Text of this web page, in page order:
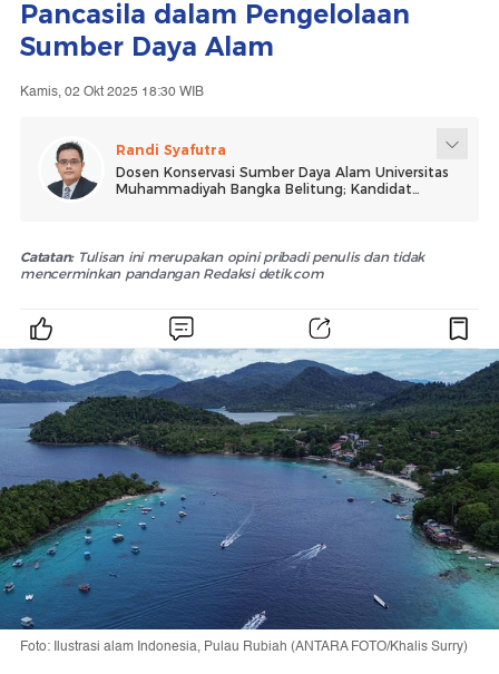
Pancasila dalam Pengelolaan
Sumber Daya Alam
Kamis, 02 Okt 2025 18:30 WIB
Randi Syafutra
Dosen Konservasi Sumber Daya Alam Universitas
Muhammadiyah Bangka Belitung; Kandidat
Catatan:Tulisan ini merupakan opini pribadi penulis dan tidak
mencerminkan pandangan Redaksi detik.com
Foto: Ilustrasi alam Indonesia, Pulau Rubiah (ANTARA FOTO/Khalis Surry)